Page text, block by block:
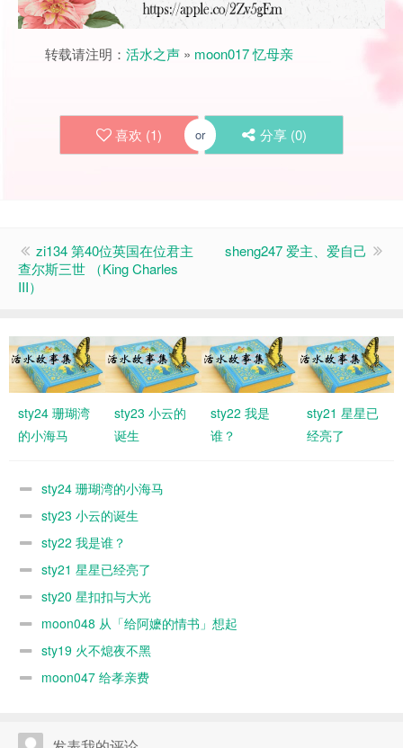
转载请注明： 活水之声 » moon017 忆母亲
喜欢 (1) or 分享 (0)
zi134 第40位英国在位君主
查尔斯三世 （King Charles
III）
sheng247 爱主、爱自己
sty24 珊瑚湾
的小海马
sty23 小云的
诞生
sty22 我是
谁？
sty21 星星已
经亮了
sty24 珊瑚湾的小海马
sty23 小云的诞生
sty22 我是谁？
sty21 星星已经亮了
sty20 星扣扣与大光
moon048 从「给阿嬷的情书」想起
sty19 火不熄夜不黑
moon047 给孝亲费